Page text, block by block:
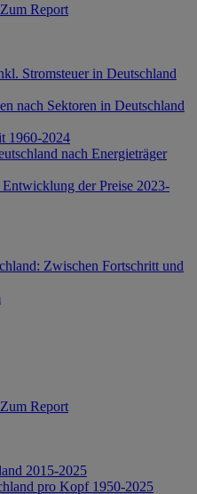
Zum Report
Stromsteuer in Deutschland
nach Sektoren in Deutschland
1960-2024
nach Energieträger
der Preise 2023-
Zwischen Fortschritt und
Zum Report
2015-2025
pro Kopf 1950-2025